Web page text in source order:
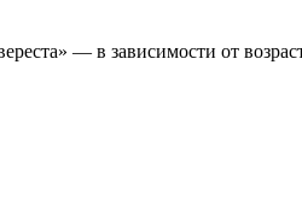
— в зависимости от